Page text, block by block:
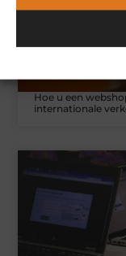
Hoe u een
internationale